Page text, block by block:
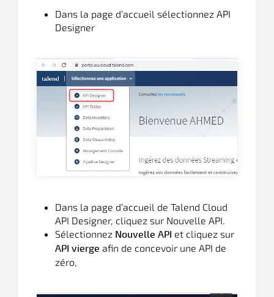
Dans la page d’accueil sélectionnez API
Designer
Dans la page d’accueil de Talend Cloud
API Designer, cliquez sur Nouvelle API.
Sélectionnez Nouvelle API et cliquez sur
API vierge afin de concevoir une API de
zéro,